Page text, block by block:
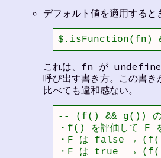
デフォルト値を適用すると
$.isFunction(fn)
これは、fn が
呼び出す書き方。この書
比べても違和感ない。
-- (f() && g()) の
・f() を評価して F
・F は false → (f()
・F は true  → (f()